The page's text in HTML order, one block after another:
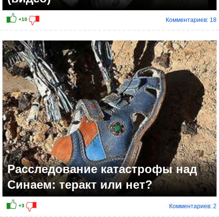
Комментариев: 18
Расследование катастрофы над
Синаем: теракт или нет?
Комментариев: 2